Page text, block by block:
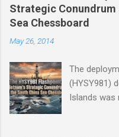
Strategic Conundrum
Sea Chessboard
May 26, 2014
The
(HYSY981)
Islands was